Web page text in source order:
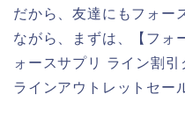
だから、友達にもフォー
ながら、まずは、【フォ
ォースサプリ ライン割
ラインアウトレットセー